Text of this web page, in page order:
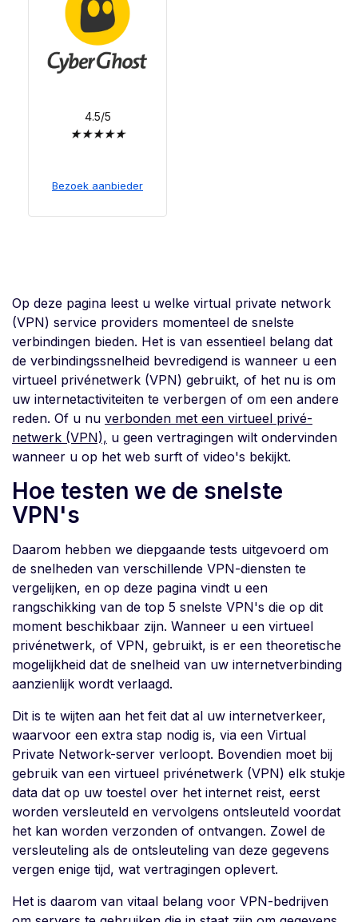
4.5/5
★★★★★
Bezoek aanbieder
Op deze pagina leest u welke virtual private network
(VPN) service providers momenteel de snelste
verbindingen bieden. Het is van essentieel belang dat
de verbindingssnelheid bevredigend is wanneer u een
virtueel privénetwerk (VPN) gebruikt, of het nu is om
uw internetactiviteiten te verbergen of om een andere
reden. Of u nu verbonden met een virtueel privé-
netwerk (VPN), u geen vertragingen wilt ondervinden
wanneer u op het web surft of video's bekijkt.
Hoe testen we de snelste
VPN's
Daarom hebben we diepgaande tests uitgevoerd om
de snelheden van verschillende VPN-diensten te
vergelijken, en op deze pagina vindt u een
rangschikking van de top 5 snelste VPN's die op dit
moment beschikbaar zijn. Wanneer u een virtueel
privénetwerk, of VPN, gebruikt, is er een theoretische
mogelijkheid dat de snelheid van uw internetverbinding
aanzienlijk wordt verlaagd.
Dit is te wijten aan het feit dat al uw internetverkeer,
waarvoor een extra stap nodig is, via een Virtual
Private Network-server verloopt. Bovendien moet bij
gebruik van een virtueel privénetwerk (VPN) elk stukje
data dat op uw toestel over het internet reist, eerst
worden versleuteld en vervolgens ontsleuteld voordat
het kan worden verzonden of ontvangen. Zowel de
versleuteling als de ontsleuteling van deze gegevens
vergen enige tijd, wat vertragingen oplevert.
Het is daarom van vitaal belang voor VPN-bedrijven